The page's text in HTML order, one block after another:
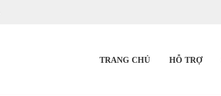
TRANG CHỦ HỖ TRỢ